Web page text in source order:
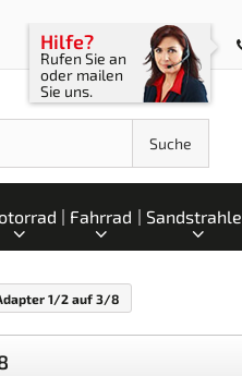
Hilfe?
Rufen Sie an
oder mailen
Sie uns.
Suche
Fahrrad
1/2 auf 3/8